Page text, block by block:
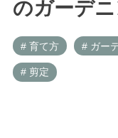
のガーデ
# 育て方 # ガー
# 剪定